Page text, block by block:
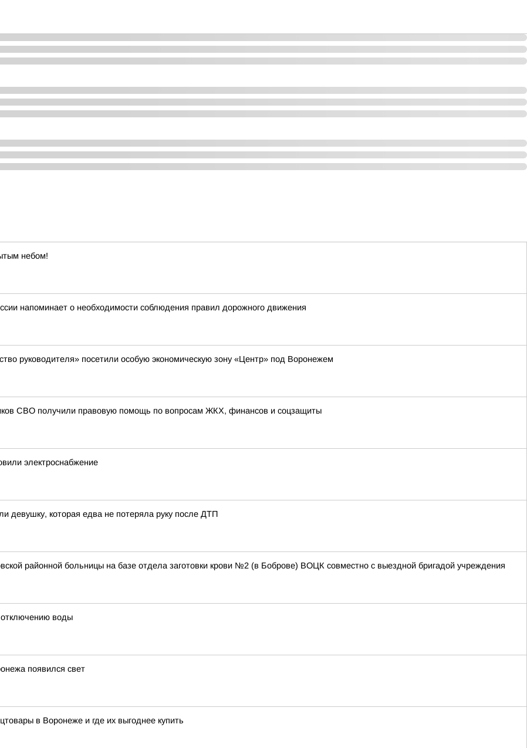
небом!
напоминает о необходимости соблюдения правил дорожного движения
руководителя» посетили особую экономическую зону «Центр» под Воронежем
СВО получили правовую помощь по вопросам ЖКХ, финансов и соцзащиты
электроснабжение
девушку, которая едва не потеряла руку после ДТП
районной больницы на базе отдела заготовки крови №2 (в Боброве) ВОЦК совместно с выездной бригадой учреждения
отключению воды
появился свет
в Воронеже и где их выгоднее купить